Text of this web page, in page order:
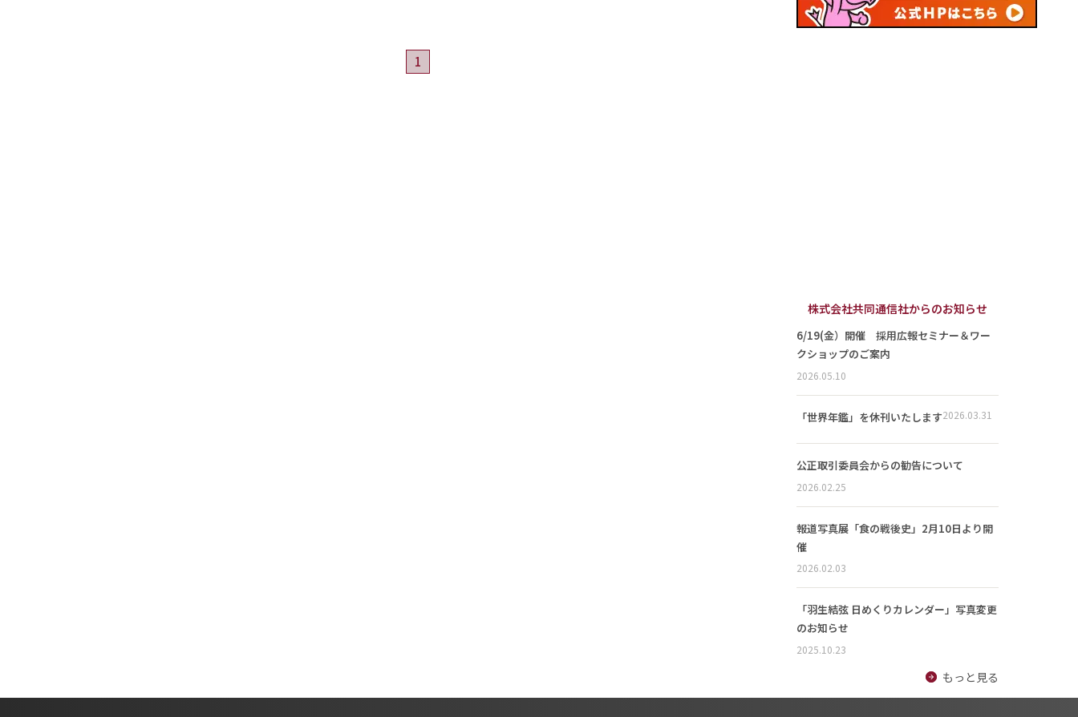
1
株式会社共同通信社からのお知らせ
6/19(金）開催 採用広報セミナー＆ワー
クショップのご案内
2026.05.10
「世界年鑑」を休刊いたします2026.03.31
公正取引委員会からの勧告について
2026.02.25
報道写真展「食の戦後史」2月10日より開
催
2026.02.03
「羽生結弦 日めくりカレンダー」写真変更
のお知らせ
2025.10.23
もっと見る